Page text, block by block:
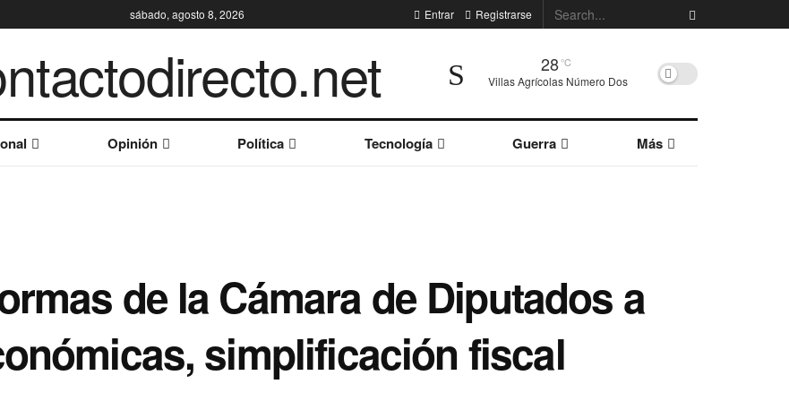
sábado, agosto 8, 2026 Entrar Registrarse
28°C
Villas Agrícolas Número Dos
Opinión Política Tecnología Guerra Más
de la Cámara de Diputados a
simplificación fiscal